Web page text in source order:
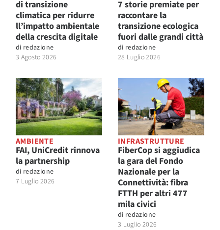
di transizione
climatica per ridurre
ll’impatto ambientale
della crescita digitale
di redazione
3 Agosto 2026
7 storie premiate per
raccontare la
transizione ecologica
fuori dalle grandi città
di redazione
28 Luglio 2026
AMBIENTE
FAI, UniCredit rinnova
la partnership
di redazione
7 Luglio 2026
INFRASTRUTTURE
FiberCop si aggiudica
la gara del Fondo
Nazionale per la
Connettività: fibra
FTTH per altri 477
mila civici
di redazione
3 Luglio 2026